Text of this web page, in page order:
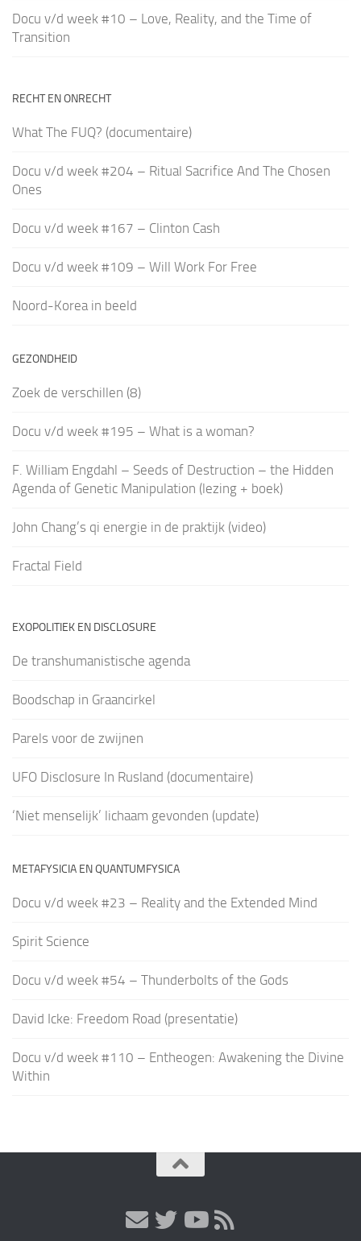
Docu v/d week #10 – Love, Reality, and the Time of
Transition
RECHT EN ONRECHT
What The FUQ? (documentaire)
Docu v/d week #204 – Ritual Sacrifice And The Chosen
Ones
Docu v/d week #167 – Clinton Cash
Docu v/d week #109 – Will Work For Free
Noord-Korea in beeld
GEZONDHEID
Zoek de verschillen (8)
Docu v/d week #195 – What is a woman?
F. William Engdahl – Seeds of Destruction – the Hidden
Agenda of Genetic Manipulation (lezing + boek)
John Chang’s qi energie in de praktijk (video)
Fractal Field
EXOPOLITIEK EN DISCLOSURE
De transhumanistische agenda
Boodschap in Graancirkel
Parels voor de zwijnen
UFO Disclosure In Rusland (documentaire)
‘Niet menselijk’ lichaam gevonden (update)
METAFYSICIA EN QUANTUMFYSICA
Docu v/d week #23 – Reality and the Extended Mind
Spirit Science
Docu v/d week #54 – Thunderbolts of the Gods
David Icke: Freedom Road (presentatie)
Docu v/d week #110 – Entheogen: Awakening the Divine
Within